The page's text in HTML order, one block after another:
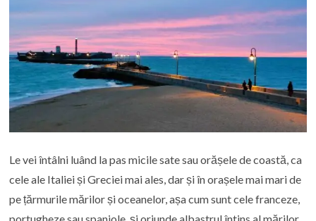
Le vei întâlni luând la pas micile sate sau orășele de coastă, ca
cele ale Italiei și Greciei mai ales, dar și în orașele mai mari de
pe țărmurile mărilor și oceanelor, așa cum sunt cele franceze,